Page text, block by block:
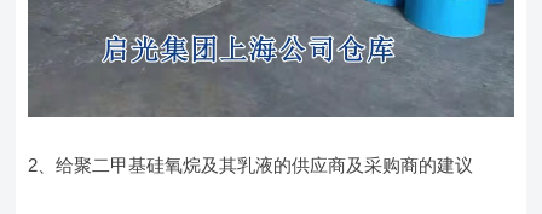
2、给聚二甲基硅氧烷及其乳液的供应商及采购商的建议